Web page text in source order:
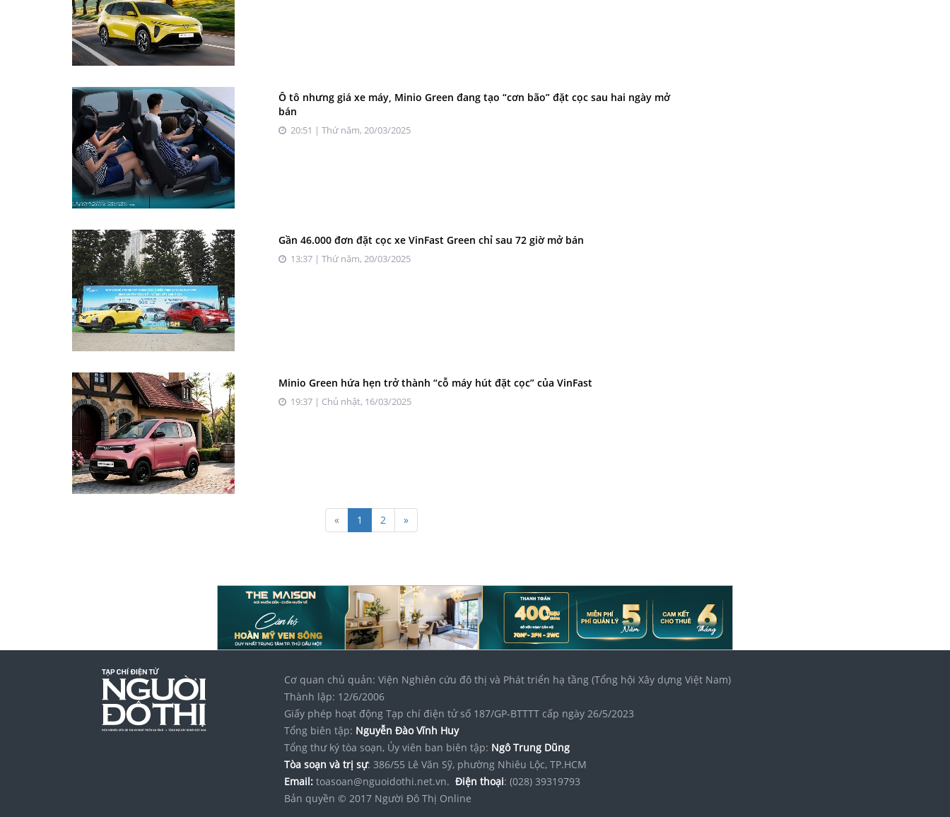
Ô tô nhưng giá xe máy, Minio Green đang tạo “cơn bão” đặt cọc sau hai ngày mở
bán
20:51 | Thứ năm, 20/03/2025
Gần 46.000 đơn đặt cọc xe VinFast Green chỉ sau 72 giờ mở bán
13:37 | Thứ năm, 20/03/2025
Minio Green hứa hẹn trở thành “cỗ máy hút đặt cọc” của VinFast
19:37 | Chủ nhật, 16/03/2025
« 1 2 »
Cơ quan chủ quản: Viện Nghiên cứu đô thị và Phát triển hạ tầng (Tổng hội Xây dựng Việt Nam)
Thành lập: 12/6/2006
Giấy phép hoạt động Tạp chí điện tử số 187/GP-BTTTT cấp ngày 26/5/2023
Tổng biên tập: Nguyễn Đào Vĩnh Huy
Tổng thư ký tòa soạn, Ủy viên ban biên tập: Ngô Trung Dũng
Tòa soạn và trị sự: 386/55 Lê Văn Sỹ, phường Nhiêu Lộc, TP.HCM
Email: toasoan@nguoidothi.net.vn. Điện thoại: (028) 39319793
Bản quyền © 2017 Người Đô Thị Online